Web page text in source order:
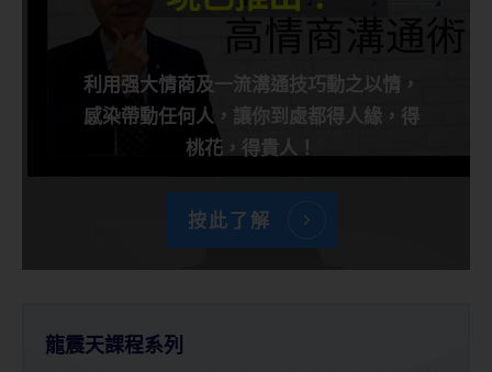
利用强大情商及一流溝通技巧動之以情，
感染帶動任何人，讓你到處都得人緣，得
桃花，得貴人！
按此了解
龍震天課程系列